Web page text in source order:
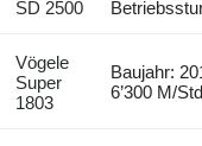
SD 2500
Vögele
Super
1803
Baujahr:
6’300 M/